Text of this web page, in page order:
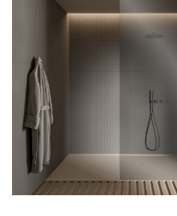
Artemide
Minerva
Bath-Living